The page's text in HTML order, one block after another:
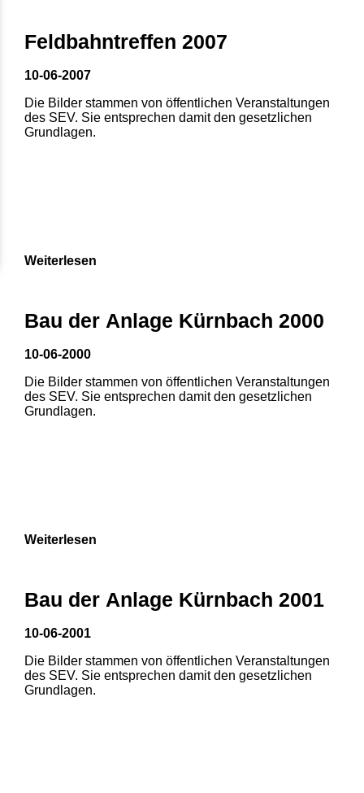
Feldbahntreffen 2007
10-06-2007
Die Bilder stammen von öffentlichen Veranstaltungen
des SEV. Sie entsprechen damit den gesetzlichen
Grundlagen.
5
6
Weiterlesen
Bau der Anlage Kürnbach 2000
10-06-2000
Die Bilder stammen von öffentlichen Veranstaltungen
des SEV. Sie entsprechen damit den gesetzlichen
Grundlagen.
Weiterlesen
Bau der Anlage Kürnbach 2001
10-06-2001
Die Bilder stammen von öffentlichen Veranstaltungen
des SEV. Sie entsprechen damit den gesetzlichen
Grundlagen.